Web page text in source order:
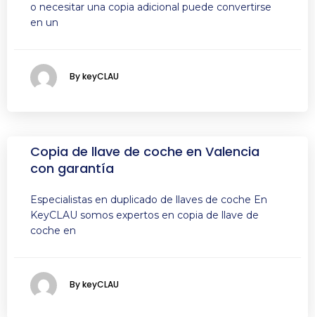
o necesitar una copia adicional puede convertirse
en un
By keyCLAU
Copia de llave de coche en Valencia
con garantía
Especialistas en duplicado de llaves de coche En
KeyCLAU somos expertos en copia de llave de
coche en
By keyCLAU